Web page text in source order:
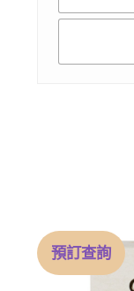
預訂查詢